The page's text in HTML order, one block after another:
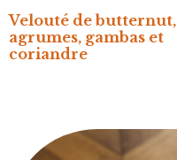
Velouté de butternut,
agrumes, gambas et
coriandre